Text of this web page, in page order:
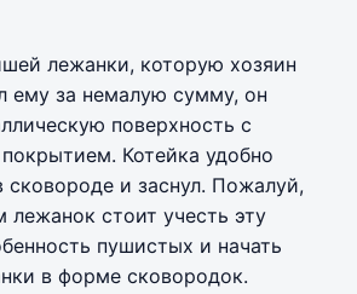
лежанки, которую хозяин
ему за немалую сумму, он
поверхность с
Котейка удобно
сковороде и заснул. Пожалуй,
лежанок стоит учесть эту
пушистых и начать
в форме сковородок.